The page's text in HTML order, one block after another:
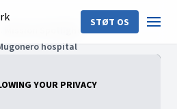
STØT OS
hospital
YOUR PRIVACY